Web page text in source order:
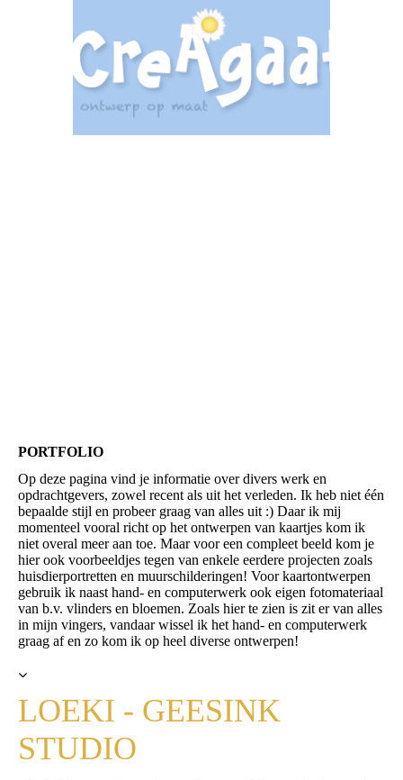
PORTFOLIO
Op deze pagina vind je informatie over divers werk en
opdrachtgevers, zowel recent als uit het verleden. Ik heb niet één
bepaalde stijl en probeer graag van alles uit :) Daar ik mij
momenteel vooral richt op het ontwerpen van kaartjes kom ik
niet overal meer aan toe. Maar voor een compleet beeld kom je
hier ook voorbeeldjes tegen van enkele eerdere projecten zoals
huisdierportretten en muurschilderingen! Voor kaartontwerpen
gebruik ik naast hand- en computerwerk ook eigen fotomateriaal
van b.v. vlinders en bloemen. Zoals hier te zien is zit er van alles
in mijn vingers, vandaar wissel ik het hand- en computerwerk
graag af en zo kom ik op heel diverse ontwerpen!
LOEKI - GEESINK
STUDIO